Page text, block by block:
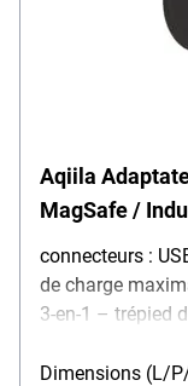
Aqiila
MagSafe /
connecteurs :
de charge
3-en-1 – trépied
: noir,
Dimensions (L/